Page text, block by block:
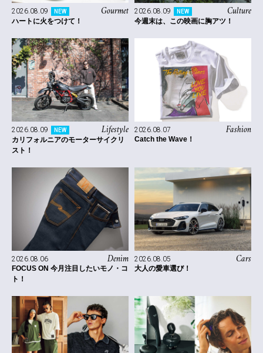
Gourmet
2026.08.09 NEW
ハートに火をつけて！
Culture
2026.08.09 NEW
今週末は、この映画に胸アツ！
Lifestyle
2026.08.09 NEW
カリフォルニアのモーターサイクリ
スト！
Fashion
2026.08.07
Catch the Wave！
Denim
2026.08.06
FOCUS ON 今月注目したいモノ・コ
ト！
Cars
2026.08.05
大人の愛車選び！